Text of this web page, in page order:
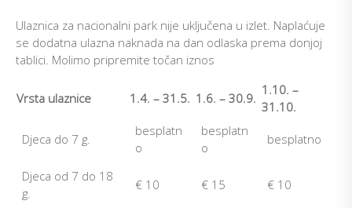
Ulaznica za nacionalni park nije uključena u izlet. Naplaćuje
se dodatna ulazna naknada na dan odlaska prema donjoj
tablici. Molimo pripremite točan iznos
Vrsta ulaznice 1.4. – 31.5. 1.6. – 30.9.
1.10. –
31.10.
Djeca do 7 g.
besplatn
o
besplatn
o
besplatno
Djeca od 7 do 18
g.
€ 10 € 15 € 10